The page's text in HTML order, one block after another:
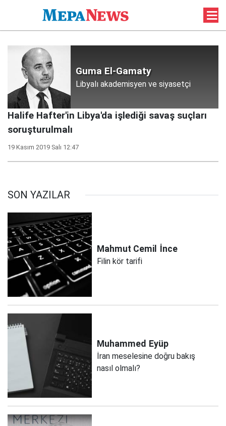
Guma El-Gamaty
Libyalı akademisyen ve siyasetçi
Halife Hafter'in Libya'da işlediği savaş suçları
soruşturulmalı
19 Kasım 2019 Salı 12:47
SON YAZILAR
Mahmut Cemil İnce
Filin kör tarifi
Muhammed Eyüp
İran meselesine doğru bakış
nasıl olmalı?